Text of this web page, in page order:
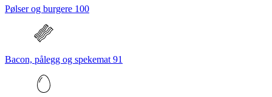
Pølser og burgere 100
Bacon, pålegg og spekemat 91